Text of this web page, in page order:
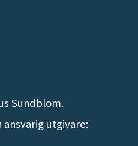
Sundblom.
utgivare: